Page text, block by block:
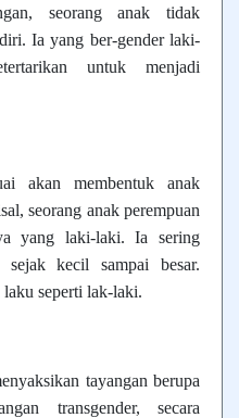
seorang anak tidak
Ia yang ber-gender laki-
untuk menjadi
akan membentuk anak
seorang anak perempuan
yang laki-laki. Ia sering
kecil sampai besar.
seperti lak-laki.
tayangan berupa
transgender, secara